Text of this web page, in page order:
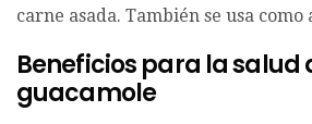
carne asada. También se usa como
Beneficios para la salud
guacamole